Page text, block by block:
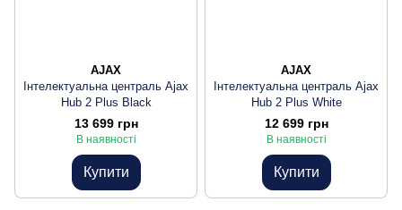
AJAX
Інтелектуальна централь Ajax
Hub 2 Plus Black
13 699 грн
В наявності
Купити
AJAX
Інтелектуальна централь Ajax
Hub 2 Plus White
12 699 грн
В наявності
Купити